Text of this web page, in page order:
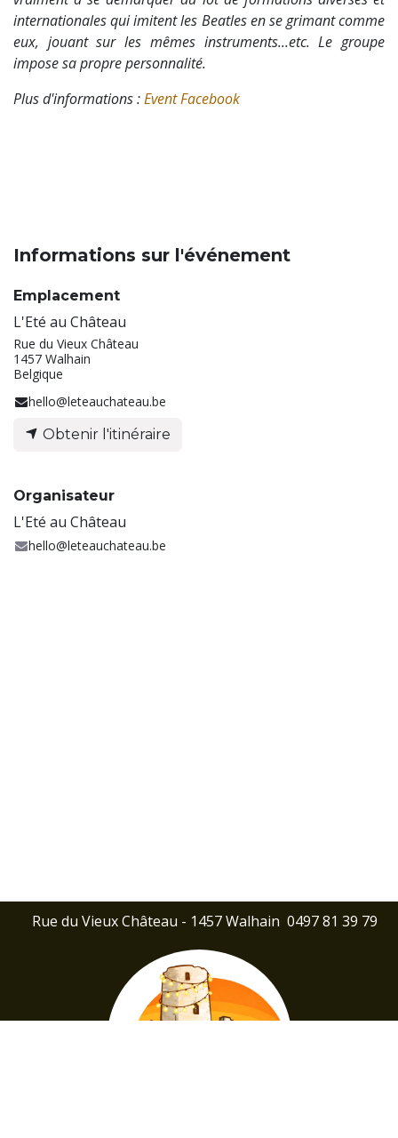
internationales qui imitent les Beatles en se grimant comme
eux, jouant sur les mêmes instruments...etc. Le groupe
impose sa propre personnalité.
Plus d'informations :Event Facebook
Informations sur l'événement
Emplacement
L'Eté au Château
Rue du Vieux Château
1457 Walhain
Belgique
hello@leteauchateau.be
Obtenir l'itinéraire
Organisateur
L'Eté au Château
hello@leteauchateau.be
Rue du Vieux Château - 1457 Walhain 0497 81 39 79